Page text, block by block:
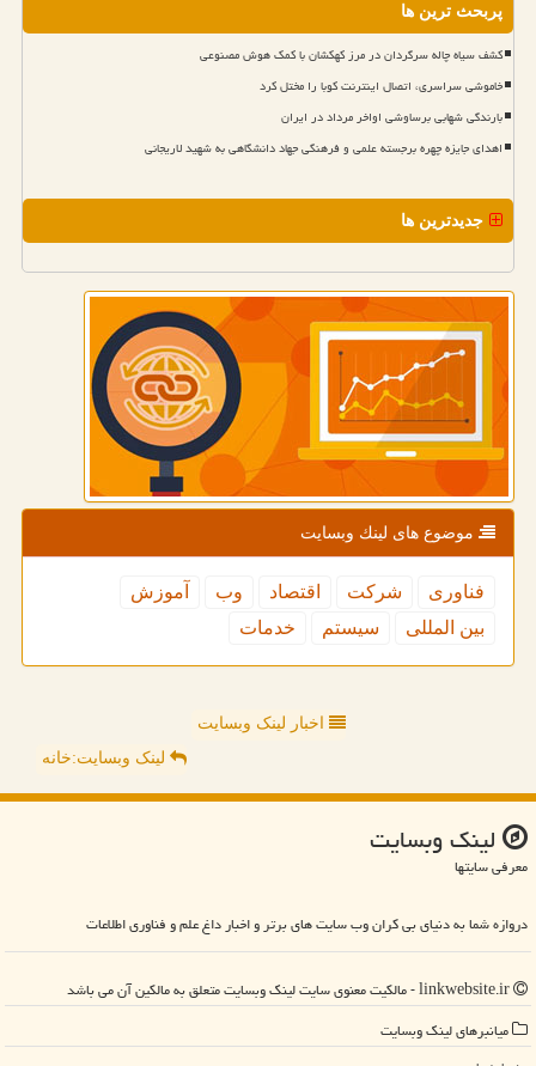
پربحث ترین ها
کشف سیاه چاله سرگردان در مرز کهکشان با کمک هوش مصنوعی
خاموشی سراسری، اتصال اینترنت کوبا را مختل کرد
بارندگی شهابی برساوشی اواخر مرداد در ایران
اهدای جایزه چهره برجسته علمی و فرهنگی جهاد دانشگاهی به شهید لاریجانی
جدیدترین ها
موضوع های لینك وبسایت
فناوری شركت اقتصاد وب
آموزش
بین المللی
سیستم خدمات
اخبار لینک وبسایت
لینک وبسایت:خانه
لینك وبسایت
معرفی سایتها
دروازه شما به دنیای بی کران وب سایت های برتر و اخبار داغ علم و فناوری اطلاعات
میانبرهای لینك وبسایت